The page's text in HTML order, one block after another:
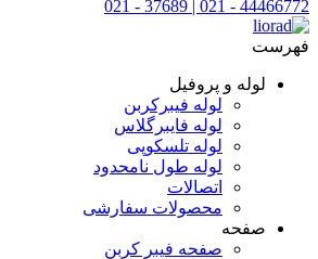
44466772 - 021 | 37689 - 021
فهرست
لوله و پروفیل
لوله فیبرکربن
لوله فایبرگلاس
لوله تلسکوپی
لوله طول نامحدود
اتصالات
محصولات سفارشی
صفحه
صفحه فیبر کربن